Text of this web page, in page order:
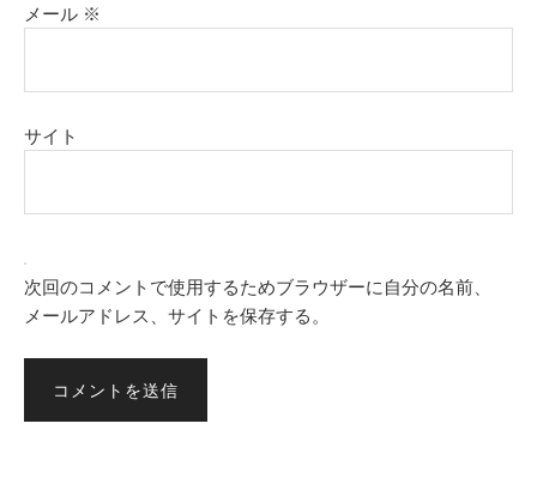
メール ※
サイト
次回のコメントで使用するためブラウザーに自分の名前、
メールアドレス、サイトを保存する。